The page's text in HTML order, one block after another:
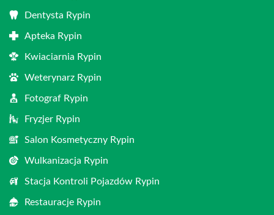
Dentysta Rypin
Apteka Rypin
Kwiaciarnia Rypin
Weterynarz Rypin
Fotograf Rypin
Fryzjer Rypin
Salon Kosmetyczny Rypin
Wulkanizacja Rypin
Stacja Kontroli Pojazdów Rypin
Restauracje Rypin